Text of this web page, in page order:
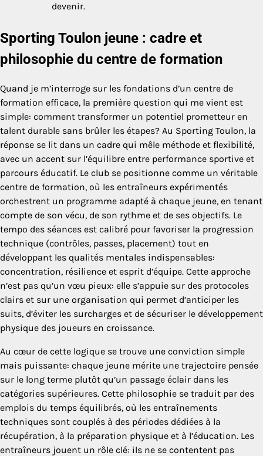
devenir.
Sporting Toulon jeune : cadre et
philosophie du centre de formation
Quand je m’interroge sur les fondations d’un centre de
formation efficace, la première question qui me vient est
simple: comment transformer un potentiel prometteur en
talent durable sans brûler les étapes? Au Sporting Toulon, la
réponse se lit dans un cadre qui mêle méthode et flexibilité,
avec un accent sur l’équilibre entre performance sportive et
parcours éducatif. Le club se positionne comme un véritable
centre de formation, où les entraîneurs expérimentés
orchestrent un programme adapté à chaque jeune, en tenant
compte de son vécu, de son rythme et de ses objectifs. Le
tempo des séances est calibré pour favoriser la progression
technique (contrôles, passes, placement) tout en
développant les qualités mentales indispensables:
concentration, résilience et esprit d’équipe. Cette approche
n’est pas qu’un vœu pieux: elle s’appuie sur des protocoles
clairs et sur une organisation qui permet d’anticiper les
suits, d’éviter les surcharges et de sécuriser le développement
physique des joueurs en croissance.
Au cœur de cette logique se trouve une conviction simple
mais puissante: chaque jeune mérite une trajectoire pensée
sur le long terme plutôt qu’un passage éclair dans les
catégories supérieures. Cette philosophie se traduit par des
emplois du temps équilibrés, où les entraînements
techniques sont couplés à des périodes dédiées à la
récupération, à la préparation physique et à l’éducation. Les
entraîneurs jouent un rôle clé: ils ne se contentent pas